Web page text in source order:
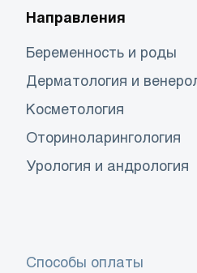
Направления
Беременность и роды
Дерматология и
Косметология
Оториноларингология
Урология и андрология
Способы оплаты